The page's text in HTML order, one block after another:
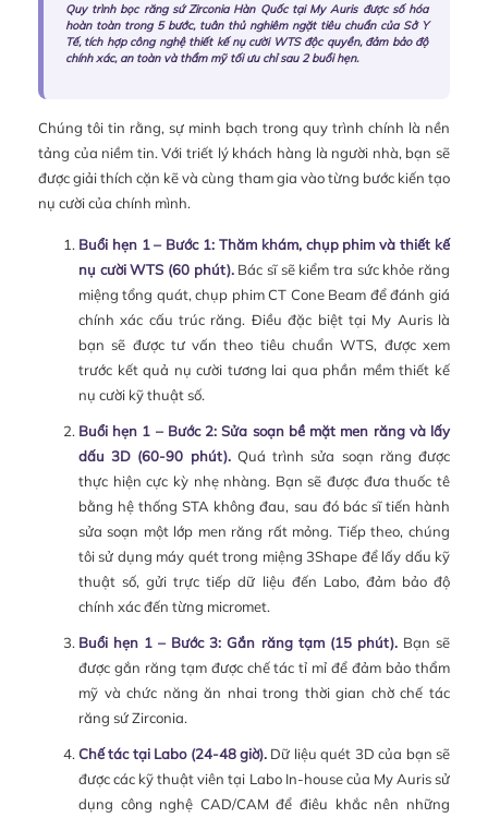
Quy trình bọc răng sứ Zirconia Hàn Quốc tại My Auris được số hóa
hoàn toàn trong 5 bước, tuân thủ nghiêm ngặt tiêu chuẩn của Sở Y
Tế, tích hợp công nghệ thiết kế nụ cười WTS độc quyền, đảm bảo độ
chính xác, an toàn và thẩm mỹ tối ưu chỉ sau 2 buổi hẹn.
Chúng tôi tin rằng, sự minh bạch trong quy trình chính là nền
tảng của niềm tin. Với triết lý khách hàng là người nhà, bạn sẽ
được giải thích cặn kẽ và cùng tham gia vào từng bước kiến tạo
nụ cười của chính mình.
Buổi hẹn 1 – Bước 1: Thăm khám, chụp phim và thiết kế
nụ cười WTS (60 phút).Bác sĩ sẽ kiểm tra sức khỏe răng
miệng tổng quát, chụp phim CT Cone Beam để đánh giá
chính xác cấu trúc răng. Điều đặc biệt tại My Auris là
bạn sẽ được tư vấn theo tiêu chuẩn WTS, được xem
trước kết quả nụ cười tương lai qua phần mềm thiết kế
nụ cười kỹ thuật số.
Buổi hẹn 1 – Bước 2: Sửa soạn bề mặt men răng và lấy
dấu 3D (60-90 phút).Quá trình sửa soạn răng được
thực hiện cực kỳ nhẹ nhàng. Bạn sẽ được đưa thuốc tê
bằng hệ thống STA không đau, sau đó bác sĩ tiến hành
sửa soạn một lớp men răng rất mỏng. Tiếp theo, chúng
tôi sử dụng máy quét trong miệng 3Shape để lấy dấu kỹ
thuật số, gửi trực tiếp dữ liệu đến Labo, đảm bảo độ
chính xác đến từng micromet.
Buổi hẹn 1 – Bước 3: Gắn răng tạm (15 phút).Bạn sẽ
được gắn răng tạm được chế tác tỉ mỉ để đảm bảo thẩm
mỹ và chức năng ăn nhai trong thời gian chờ chế tác
răng sứ Zirconia.
Chế tác tại Labo (24-48 giờ). Dữ liệu quét 3D của bạn sẽ
được các kỹ thuật viên tại Labo In-house của My Auris sử
dụng công nghệ CAD/CAM để điêu khắc nên những